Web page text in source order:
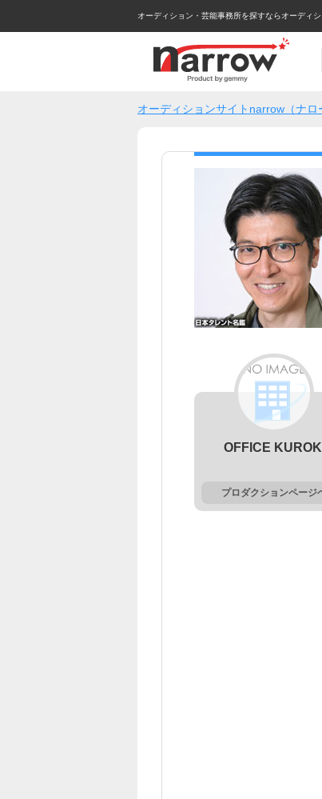
オーディション・芸能事務所を探すならオーディ
オーディションサイトnarrow（ナロ
OFFICE KUROKI
プロダクションページ